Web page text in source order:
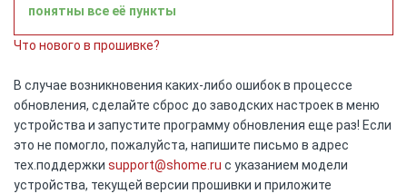
понятны все её пункты
Что нового в прошивке?
В случае возникновения каких-либо ошибок в процессе
обновления, сделайте сброс до заводских настроек в меню
устройства и запустите программу обновления еще раз! Если
это не помогло, пожалуйста, напишите письмо в адрес
тех.поддержки support@shome.ru c указанием модели
устройства, текущей версии прошивки и приложите